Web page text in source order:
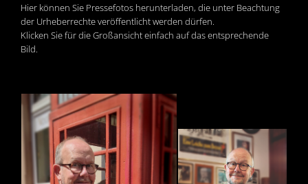
Hier können Sie Pressefotos herunterladen, die unter Beachtung
der Urheberrechte veröffentlicht werden dürfen.
Klicken Sie für die Großansicht einfach auf das entsprechende
Bild.